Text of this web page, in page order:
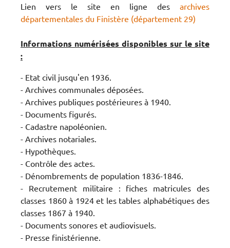
Lien vers le site en ligne des archives
départementales du Finistère (département 29)
Informations numérisées disponibles sur le site
:
- Etat civil jusqu'en 1936.
- Archives communales déposées.
- Archives publiques postérieures à 1940.
- Documents figurés.
- Cadastre napoléonien.
- Archives notariales.
- Hypothèques.
- Contrôle des actes.
- Dénombrements de population 1836-1846.
- Recrutement militaire : fiches matricules des
classes 1860 à 1924 et les tables alphabétiques des
classes 1867 à 1940.
- Documents sonores et audiovisuels.
- Presse finistérienne.